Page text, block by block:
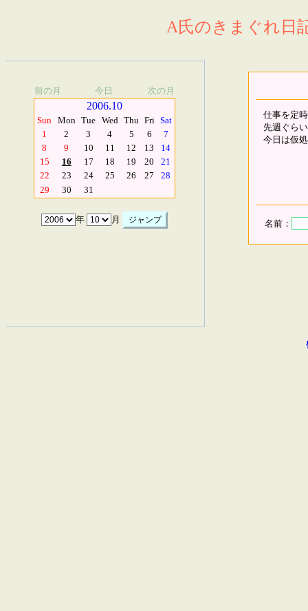
A氏のきまぐれ日
前の月 今日 次の月
2006.10
Sun Mon Tue Wed Thu Fri Sat
1
2 3 4 5 6
7
8
9 10 11 12 13
14
15
16 17 18 19 20
21
22
23 24 25 26 27
28
29
30 31
年 月
仕事を定
先週ぐら
今日は仮
名前：